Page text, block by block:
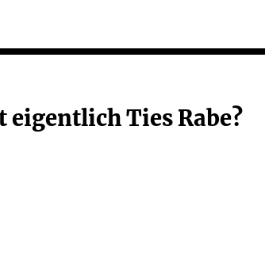
eigentlich Ties Rabe?